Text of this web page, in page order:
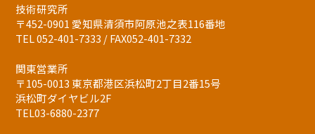
技術研究所
〒452-0901 愛知県清須市阿原池之表116番地
TEL 052-401-7333 / FAX052-401-7332
関東営業所
〒105-0013 東京都港区浜松町2丁目2番15号
浜松町ダイヤビル2F
TEL03-6880-2377